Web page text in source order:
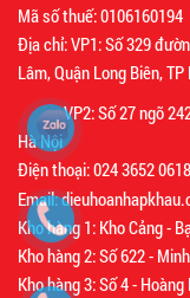
Mã số thuế: 0106160194
Địa chỉ: VP1: Số 329
Lâm, Quận Long Biên, TP
VP2: Số 27 ngõ 242
Hà Nội
Điện thoại: 024 3652
Email:
Kho hàng 1: Kho Cảng -
Kho hàng 2: Số 622 -
Kho hàng 3: Số 4 -